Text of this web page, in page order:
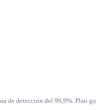
de detección del 99,9%. Plan